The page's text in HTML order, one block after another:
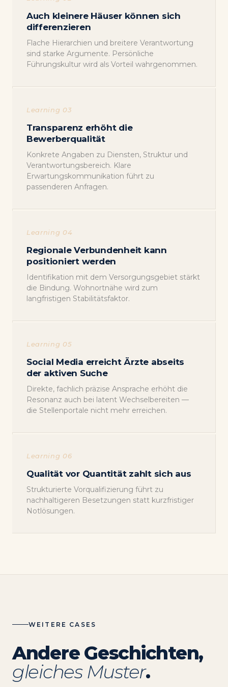
Auch kleinere Häuser können sich
differenzieren
Flache Hierarchien und breitere Verantwortung
sind starke Argumente. Persönliche
Führungskultur wird als Vorteil wahrgenommen.
Learning 03
Transparenz erhöht die
Bewerberqualität
Konkrete Angaben zu Diensten, Struktur und
Verantwortungsbereich. Klare
Erwartungskommunikation führt zu
passenderen Anfragen.
Learning 04
Regionale Verbundenheit kann
positioniert werden
Identifikation mit dem Versorgungsgebiet stärkt
die Bindung. Wohnortnähe wird zum
langfristigen Stabilitätsfaktor.
Learning 05
Social Media erreicht Ärzte abseits
der aktiven Suche
Direkte, fachlich präzise Ansprache erhöht die
Resonanz auch bei latent Wechselbereiten —
die Stellenportale nicht mehr erreichen.
Learning 06
Qualität vor Quantität zahlt sich aus
Strukturierte Vorqualifizierung führt zu
nachhaltigeren Besetzungen statt kurzfristiger
Notlösungen.
WEITERE CASES
Andere Geschichten,
gleiches Muster.